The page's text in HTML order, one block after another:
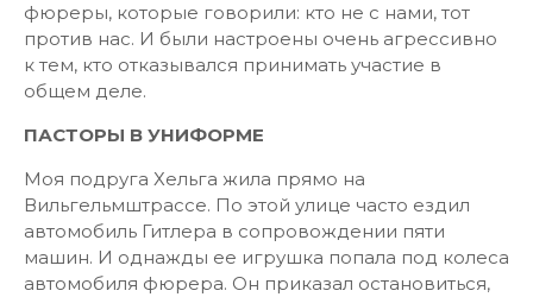
фюреры, которые говорили: кто не с нами, тот
против нас. И были настроены очень агрессивно
к тем, кто отказывался принимать участие в
общем деле.
ПАСТОРЫ В УНИФОРМЕ
Моя подруга Хельга жила прямо на
Вильгельмштрассе. По этой улице часто ездил
автомобиль Гитлера в сопровождении пяти
машин. И однажды ее игрушка попала под колеса
автомобиля фюрера. Он приказал остановиться,